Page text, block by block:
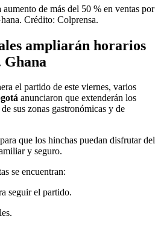
de más del 50 % en ventas por
Crédito: Colprensa.
ampliarán horarios
Ghana
el partido de este viernes, varios
anunciaron que extenderán los
sus zonas gastronómicas y de
que los hinchas puedan disfrutar del
y seguro.
se encuentran:
seguir el partido.